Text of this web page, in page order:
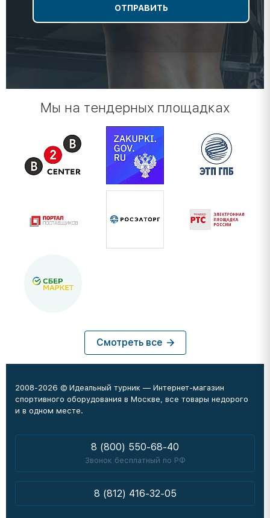
Мы на тендерных площадках
Смотреть все
2008-2026 © Идеальный турник — Интернет-магазин
спортивного оборудования в Москве, все товары недорого
и в одном месте.
8 (800) 550-68-40
Звонок бесплатный по РФ
8 (812) 416-32-05